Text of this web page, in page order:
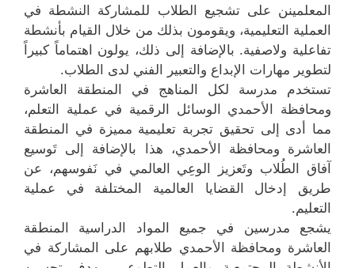
المعلمينن على تشجيع الطلاب للمشاركة النشطة في
العملية التعليمية، ويقومون بذلك من خلال القيام بأنشطة
تفاعلية ولاصفية. بالإضافة إلى ذلك، يولون اهتماماً كبيراً
لتطوير مهارات الإبداع والتعبير الفني لدى الطلاب.
تستخدم مدرسة لكل المناهج في المنطقة العاشرة
ومحافظة الأحمدي الوسائل الرقمية في عملية التعلم،
مما أدى إلى تحقيق تجربة تعليمية مميزة في المنطقة
العاشرة ومحافظة الأحمدي، هذا بالإضافة إلى تَوسيع
آفاق الطُلاب وتَعزيز الوعِي العالمي في نَفوسهم، عن
طريق إدخال القضايا العالمية المختلفة في عملية
التعليم.
يشجع مدرسين في جميع المواد الدراسية المنطقة
العاشرة ومحافظة الأحمدي طلابهم على المشاركة في